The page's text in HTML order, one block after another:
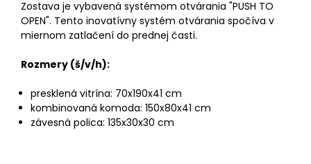
Zostava je vybavená systémom otvárania "PUSH TO
OPEN". Tento inovatívny systém otvárania spočíva v
miernom zatlačení do prednej časti.
Rozmery (š/v/h):
presklená vitrína: 70x190x41 cm
kombinovaná komoda: 150x80x41 cm
závesná polica: 135x30x30 cm